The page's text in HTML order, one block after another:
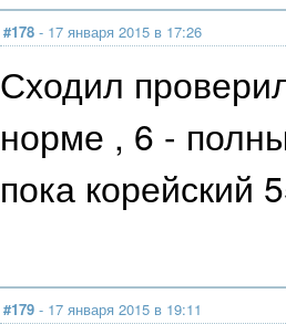
#178 - 17 января 2015 в 17:26
Сходил
норме , 6 -
пока корейский
#179 - 17 января 2015 в 19:11